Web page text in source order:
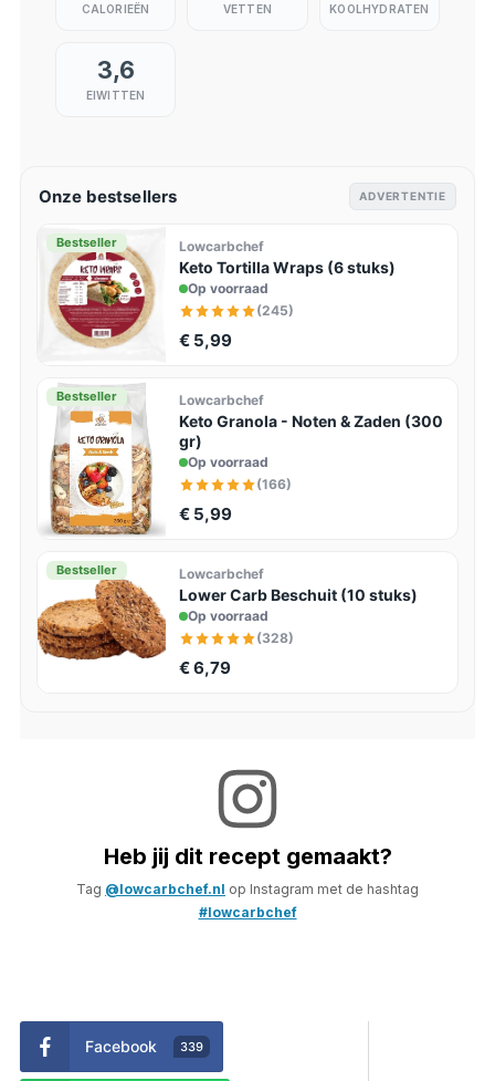
CALORIEËN VETTEN KOOLHYDRATEN
3,6
EIWITTEN
Onze bestsellers ADVERTENTIE
Bestseller Lowcarbchef
Keto Tortilla Wraps (6 stuks)
Op voorraad
(245)
€ 5,99
Bestseller Lowcarbchef
Keto Granola - Noten & Zaden (300
gr)
Op voorraad
(166)
€ 5,99
Bestseller Lowcarbchef
Lower Carb Beschuit (10 stuks)
Op voorraad
(328)
€ 6,79
Heb jij dit recept gemaakt?
Tag @lowcarbchef.nl op Instagram met de hashtag
#lowcarbchef
Facebook 339